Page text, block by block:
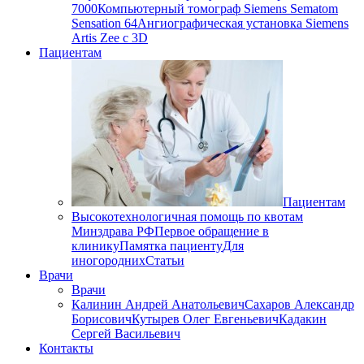
7000Компьютерный томограф Siemens Sematom
Sensation 64Ангиографическая установка Siemens
Artis Zee с 3D
Пациентам
Пациентам
Высокотехнологичная помощь по квотам
Минздрава РФПервое обращение в
клиникуПамятка пациентуДля
иногороднихСтатьи
Врачи
Врачи
Калинин Андрей АнатольевичСахаров Александр
БорисовичКутырев Олег ЕвгеньевичКадакин
Сергей Васильевич
Контакты